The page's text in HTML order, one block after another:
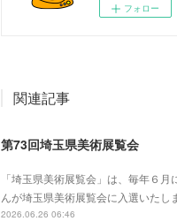
フォロー
関連記事
第73回埼玉県美術展覧会
「埼玉県美術展覧会」は、毎年６
んが埼玉県美術展覧会に入選いた
2026.06.26 06:46